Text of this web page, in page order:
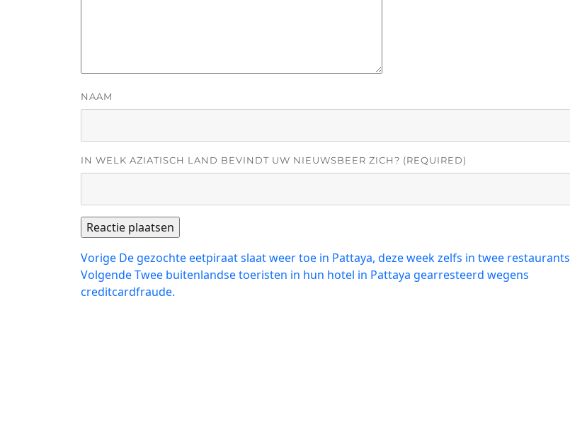
NAAM
IN WELK AZIATISCH LAND BEVINDT UW NIEUWSBEER ZICH? (REQUIRED)
Bericht
navigatie
Vorige Vorig
bericht:
De gezochte eetpiraat slaat weer toe in Pattaya, deze week zelfs in twee restaurants
VolgendeVolgend
bericht:
Twee buitenlandse toeristen in hun hotel in Pattaya gearresteerd wegens
creditcardfraude.